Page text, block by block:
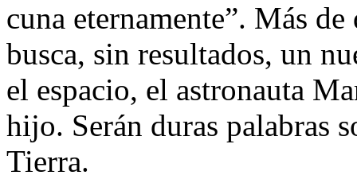
cuna eternamente”. Más
busca, sin resultados, un
el espacio, el astronauta
hijo. Serán duras palabras
Tierra.